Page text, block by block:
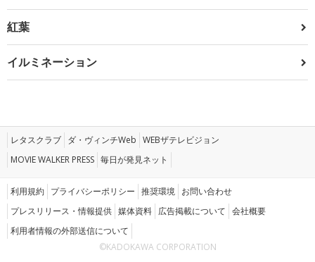
紅葉
イルミネーション
レタスクラブ ダ・ヴィンチWeb WEBザテレビジョン
MOVIE WALKER PRESS 毎日が発見ネット
利用規約 プライバシーポリシー 推奨環境 お問い合わせ
プレスリリース・情報提供 媒体資料 広告掲載について 会社概要
利用者情報の外部送信について
©KADOKAWA CORPORATION